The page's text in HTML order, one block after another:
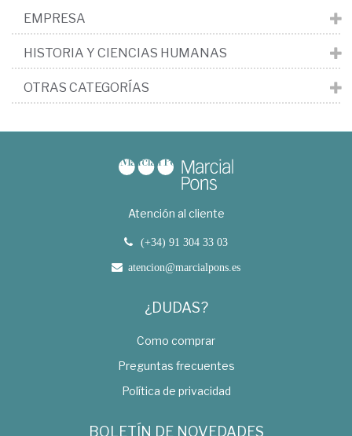
EMPRESA
HISTORIA Y CIENCIAS HUMANAS
OTRAS CATEGORÍAS
Atención al cliente
(+34) 91 304 33 03
atencion@marcialpons.es
¿DUDAS?
Como comprar
Preguntas frecuentes
Política de privacidad
BOLETÍN DE NOVEDADES